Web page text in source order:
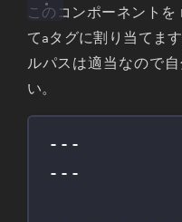
このコンポーネント
て a タグに割り当てま
ルパスは適当なので
い。
---
---